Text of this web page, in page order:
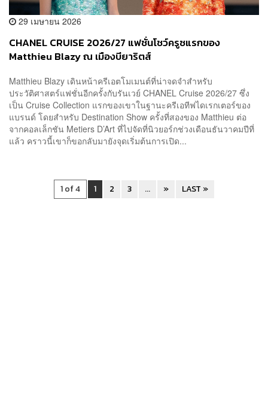
29 เมษายน 2026
CHANEL CRUISE 2026/27 แฟชั่นโชว์ครูซแรกของ
Matthieu Blazy ณ เมืองบียาริตส์
Matthieu Blazy เดินหน้าครีเอตโมเมนต์ที่น่าจดจำสำหรับ
ประวัติศาสตร์แฟชั่นอีกครั้งกับรันเวย์ CHANEL Cruise 2026/27 ซึ่ง
เป็น Cruise Collection แรกของเขาในฐานะครีเอทีฟไดเรกเตอร์ของ
แบรนด์ โดยสำหรับ Destination Show ครั้งที่สองของ Matthieu ต่อ
จากคอลเล็กชัน Metiers D’Art ที่ไปจัดที่นิวยอร์กช่วงเดือนธันวาคมปีที่
แล้ว คราวนี้เขาก็ขอกลับมายังจุดเริ่มต้นการเปิด...
1 of 4 1 2 3 ... » LAST »